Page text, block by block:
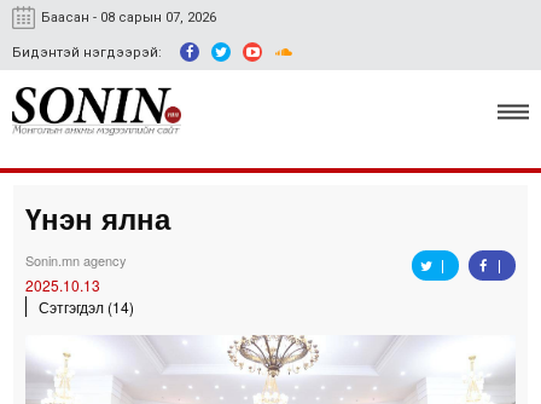
Баасан - 08 сарын 07, 2026
Бидэнтэй нэгдээрэй:
Спорт
Үнэн ялна
Sonin.mn agency
2025.10.13
Сэтгэгдэл (14)